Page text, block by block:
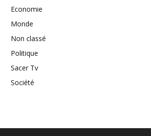
Economie
Monde
Non classé
Politique
Sacer Tv
Société